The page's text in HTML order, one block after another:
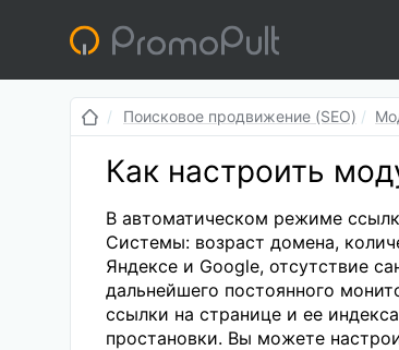
Поисковое продвижение (SEO)
Как настроить
В автоматическом режиме
Системы: возраст домена,
Яндексе и Google, отсутствие
дальнейшего постоянного
ссылки на странице и ее
простановки. Вы можете